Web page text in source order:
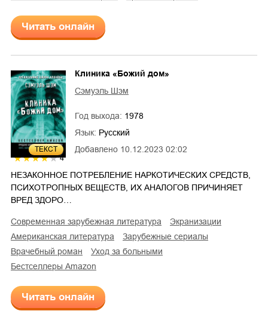
Читать онлайн
ТЕКСТ
4
Добавлено 10.12.2023 02:02
Клиника «Божий дом»
Сэмуэль Шэм
Год выхода: 1978
Язык: Русский
НЕЗАКОННОЕ ПОТРЕБЛЕНИЕ НАРКОТИЧЕСКИХ СРЕДСТВ,
ПСИХОТРОПНЫХ ВЕЩЕСТВ, ИХ АНАЛОГОВ ПРИЧИНЯЕТ
ВРЕД ЗДОРО…
современная зарубежная литература
экранизации
американская литература
зарубежные сериалы
врачебный роман
уход за больными
бестселлеры Amazon
Читать онлайн